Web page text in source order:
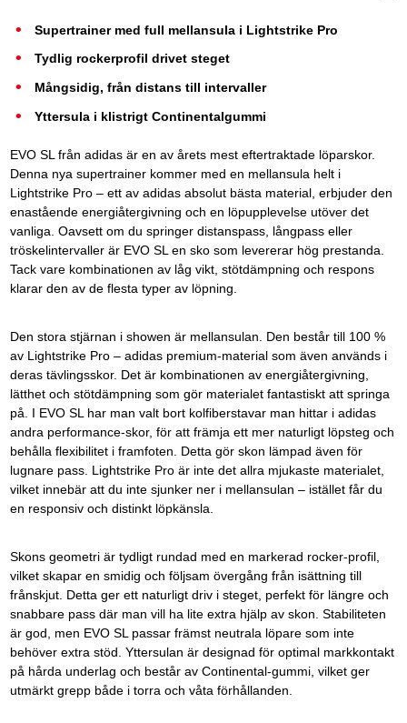
Supertrainer med full mellansula i Lightstrike Pro
Tydlig rockerprofil drivet steget
Mångsidig, från distans till intervaller
Yttersula i klistrigt Continentalgummi
EVO SL från adidas är en av årets mest eftertraktade löparskor.
Denna nya supertrainer kommer med en mellansula helt i
Lightstrike Pro – ett av adidas absolut bästa material, erbjuder den
enastående energiåtergivning och en löpupplevelse utöver det
vanliga. Oavsett om du springer distanspass, långpass eller
tröskelintervaller är EVO SL en sko som levererar hög prestanda.
Tack vare kombinationen av låg vikt, stötdämpning och respons
klarar den av de flesta typer av löpning.
Den stora stjärnan i showen är mellansulan. Den består till 100 %
av Lightstrike Pro – adidas premium-material som även används i
deras tävlingsskor. Det är kombinationen av energiåtergivning,
lätthet och stötdämpning som gör materialet fantastiskt att springa
på. I EVO SL har man valt bort kolfiberstavar man hittar i adidas
andra performance-skor, för att främja ett mer naturligt löpsteg och
behålla flexibilitet i framfoten. Detta gör skon lämpad även för
lugnare pass. Lightstrike Pro är inte det allra mjukaste materialet,
vilket innebär att du inte sjunker ner i mellansulan – istället får du
en responsiv och distinkt löpkänsla.
Skons geometri är tydligt rundad med en markerad rocker-profil,
vilket skapar en smidig och följsam övergång från isättning till
frånskjut. Detta ger ett naturligt driv i steget, perfekt för längre och
snabbare pass där man vill ha lite extra hjälp av skon. Stabiliteten
är god, men EVO SL passar främst neutrala löpare som inte
behöver extra stöd. Yttersulan är designad för optimal markkontakt
på hårda underlag och består av Continental-gummi, vilket ger
utmärkt grepp både i torra och våta förhållanden.